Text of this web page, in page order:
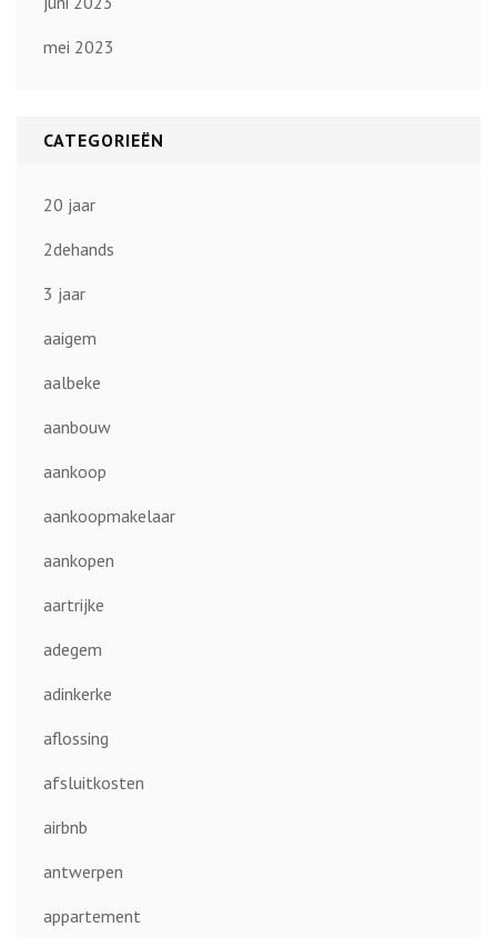
mei 2023
CATEGORIEËN
20 jaar
2dehands
3 jaar
aaigem
aalbeke
aanbouw
aankoop
aankoopmakelaar
aankopen
aartrijke
adegem
adinkerke
aflossing
afsluitkosten
airbnb
antwerpen
appartement